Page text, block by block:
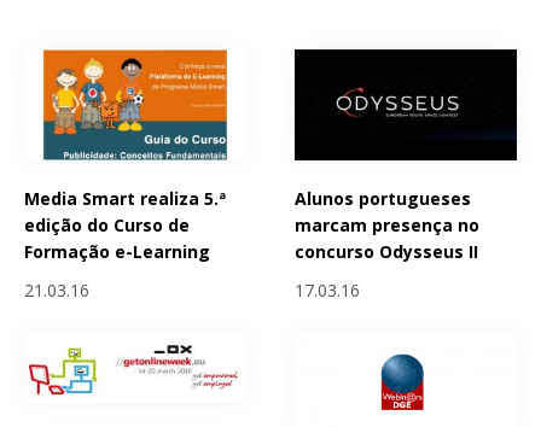
Media Smart realiza 5.ª
edição do Curso de
Formação e-Learning
21.03.16
Alunos portugueses
marcam presença no
concurso Odysseus II
17.03.16
Páginas